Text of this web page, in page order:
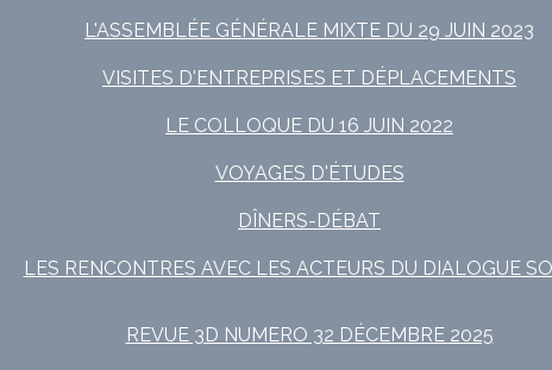
L'ASSEMBLÉE GÉNÉRALE MIXTE DU 29 JUIN 2023
VISITES D'ENTREPRISES ET DÉPLACEMENTS
LE COLLOQUE DU 16 JUIN 2022
VOYAGES D'ÉTUDES
DÎNERS-DÉBAT
LES RENCONTRES AVEC LES ACTEURS DU DIALOGUE
REVUE 3D NUMERO 32 DÉCEMBRE 2025